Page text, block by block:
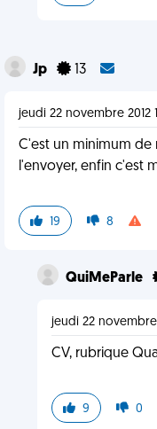
Jp 13
jeudi 22 novembre 2012
C'est un minimum de
l'envoyer, enfin c'est
19 8
QuiMeParle
jeudi 22 novembre
CV, rubrique
9 0